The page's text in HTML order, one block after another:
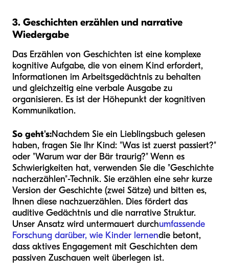
3. Geschichten erzählen und narrative
Wiedergabe
Das Erzählen von Geschichten ist eine komplexe
kognitive Aufgabe, die von einem Kind erfordert,
Informationen im Arbeitsgedächtnis zu behalten
und gleichzeitig eine verbale Ausgabe zu
organisieren. Es ist der Höhepunkt der kognitiven
Kommunikation.
So geht's:Nachdem Sie ein Lieblingsbuch gelesen
haben, fragen Sie Ihr Kind: "Was ist zuerst passiert?"
oder "Warum war der Bär traurig?" Wenn es
Schwierigkeiten hat, verwenden Sie die "Geschichte
nacherzählen"-Technik. Sie erzählen eine sehr kurze
Version der Geschichte (zwei Sätze) und bitten es,
Ihnen diese nachzuerzählen. Dies fördert das
auditive Gedächtnis und die narrative Struktur.
Unser Ansatz wird untermauert durchumfassende
Forschung darüber, wie Kinder lernendie betont,
dass aktives Engagement mit Geschichten dem
passiven Zuschauen weit überlegen ist.